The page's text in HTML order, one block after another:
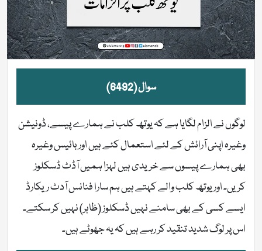
سوال (6492)
لوگوں نے الزام لگایا ہے کہ یوتھ کلب نے ہمارے پیسے، ڈونیشن
وغیرہ اپنی آرائش کے لئے استعمال کئے ہیں اور بائیس وغیرہ
بھی ہمارے پیسوں سے خریدی ہیں لہزا ہمیں آڈٹ ڈسکلوز
کریں۔ اور یوتھ کلب والے کہتے ہیں ہم سارا فنانس آدٹ ریکارڈ
ایسے کسی کے بھی سامنے نہیں ڈسکلوز (ظاہر) نہیں کر سکتے۔
اس پر لوگ شدید تنقید کر رہے ہیں کہ یہ جھوٹے ہیں۔